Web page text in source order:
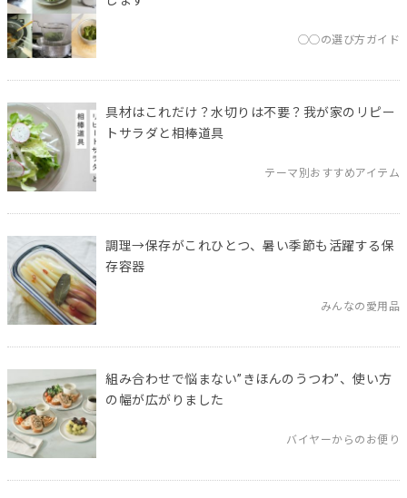
◯◯の選び方ガイド
具材はこれだけ？水切りは不要？我が家のリピー
トサラダと相棒道具
テーマ別おすすめアイテム
調理→保存がこれひとつ、暑い季節も活躍する保
存容器
みんなの愛用品
組み合わせで悩まない”きほんのうつわ”、使い方
の幅が広がりました
バイヤーからのお便り